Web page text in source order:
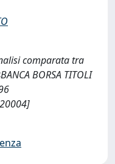
comparata tra
BORSA TITOLI